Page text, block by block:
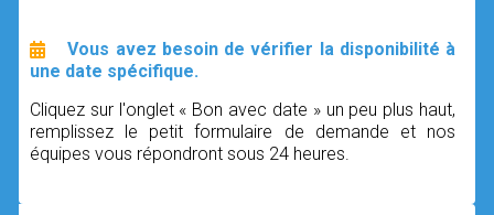
Vous avez besoin de vérifier la disponibilité à
une date spécifique.
Cliquez sur l'onglet « Bon avec date » un peu plus haut,
remplissez le petit formulaire de demande et nos
équipes vous répondront sous 24 heures.